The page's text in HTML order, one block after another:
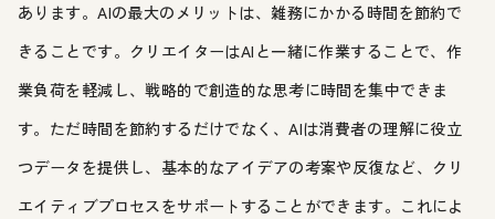
あります。AIの最大のメリットは、雑務にかかる時間を節約で
きることです。クリエイターはAIと一緒に作業することで、作
業負荷を軽減し、戦略的で創造的な思考に時間を集中できま
す。ただ時間を節約するだけでなく、AIは消費者の理解に役立
つデータを提供し、基本的なアイデアの考案や反復など、クリ
エイティブプロセスをサポートすることができます。これによ